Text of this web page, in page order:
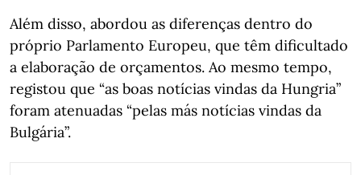
Além disso, abordou as diferenças dentro do
próprio Parlamento Europeu, que têm dificultado
a elaboração de orçamentos. Ao mesmo tempo,
registou que “as boas notícias vindas da Hungria”
foram atenuadas “pelas más notícias vindas da
Bulgária”.